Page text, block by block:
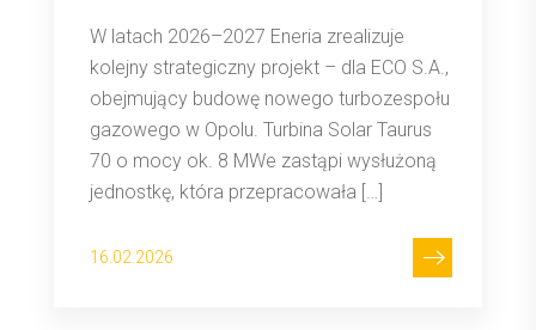
W latach 2026–2027 Eneria zrealizuje
kolejny strategiczny projekt – dla ECO S.A.,
obejmujący budowę nowego turbozespołu
gazowego w Opolu. Turbina Solar Taurus
70 o mocy ok. 8 MWe zastąpi wysłużoną
jednostkę, która przepracowała […]
16.02.2026